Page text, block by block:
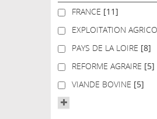
FRANCEFRANCE [11]
EXPLOITATION AGRICOLE
EXPLOITATION
PAYS DE LA LOIRE
PAYS DE LA LOIRE [8]
REFORME AGRAIRE
REFORME AGRAIRE [5]
VIANDE BOVINE
VIANDE BOVINE [5]